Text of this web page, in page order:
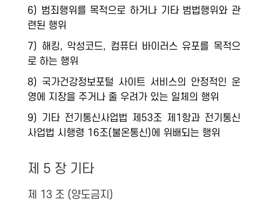
6) 범죄행위를 목적으로 하거나 기타 범법행위와 관
련된 행위
7) 해킹, 악성코드, 컴퓨터 바이러스 유포를 목적으
로 하는 행위
8) 국가건강정보포털 사이트 서비스의 안정적인 운
영에 지장을 주거나 줄 우려가 있는 일체의 행위
9) 기타 전기통신사업법 제53조 제1항과 전기통신
사업법 시행령 16조(불온통신)에 위배되는 행위
제 5 장 기타
제 13 조 (양도금지)